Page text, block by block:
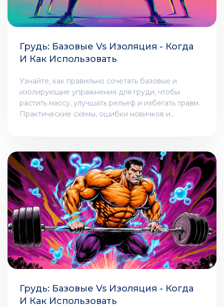
Грудь: Базовые Vs Изоляция - Когда
И Как Использовать
Узнайте, как правильно сочетать базовые и
изолирующие упражнения для груди, чтобы
растить массу, улучшать рельеф и избегать травм.
Практические схемы, ошибки новичков и
Грудь: Базовые Vs Изоляция - Когда
И Как Использовать